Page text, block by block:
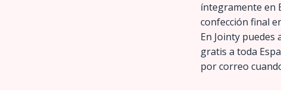
íntegramente en
confección final
En Jointy
gratis a toda
por correo